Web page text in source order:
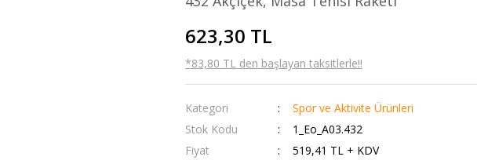
623,30 TL
*83,80 TL den başlayan taksitlerle!!
Kategori
Spor ve Aktivite Ürünleri
Stok Kodu
1_Eo_A03.432
Fiyat
519,41 TL + KDV